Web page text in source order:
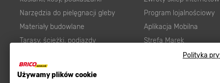
Polityka
Używamy plików cookie
Narzędzia do pielęgnacji gleby
Materiały budowlane
Tarasy, ścieżki, podjazdy
Karma dla psa
Program lojalnościowy
Aplikacja Mobilna
Strefa Marek